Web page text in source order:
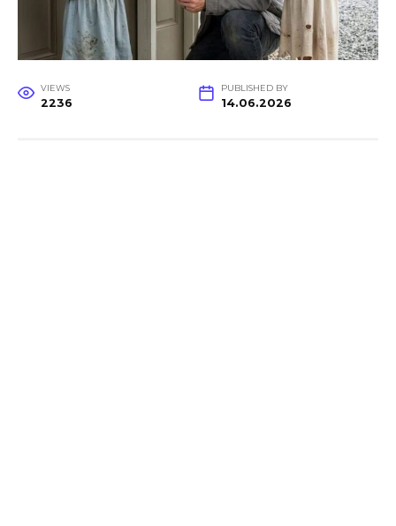
VIEWS
2236
PUBLISHED BY
14.06.2026